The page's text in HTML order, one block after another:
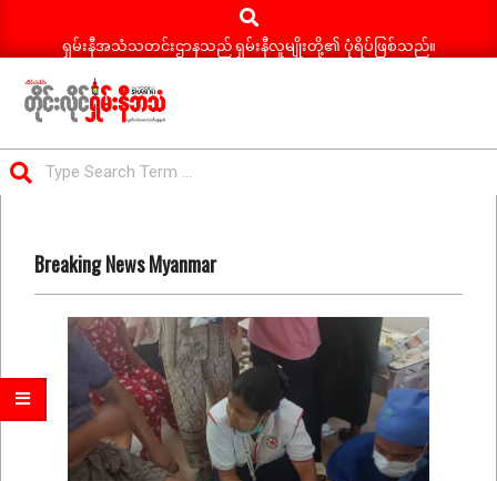
Search
ရှမ်းနီအသံသတင်းဌာနသည် ရှမ်းနီလူမျိုးတို့၏ ပုံရိပ်ဖြစ်သည်။
ရှမ်း
နီ
သတင်း
MenuBreaking News Myanmar